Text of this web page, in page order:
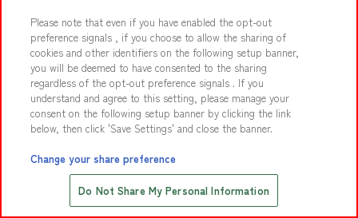
Partnership Inquiry
Facility production info
Save with Online Tickets
Please note that even if you have enabled the opt-out
preference signals , if you choose to allow the sharing of
cookies and other identifiers on the following setup banner,
you will be deemed to have consented to the sharing
regardless of the opt-out preference signals . If you
understand and agree to this setting, please manage your
consent on the following setup banner by clicking the link
below, then click 'Save Settings' and close the banner.
Change your share preference
Do Not Share My Personal Information